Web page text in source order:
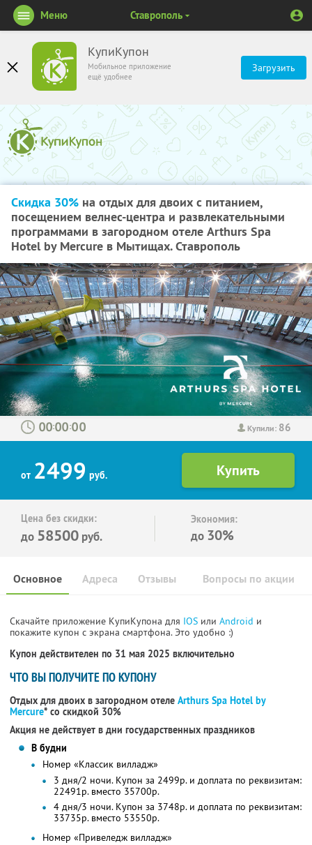
КупиКупон
Мобильное приложение
ещё удобнее
Загрузить
Меню Ставрополь
Скидка 30% на отдых для двоих с питанием,
посещением велнес-центра и развлекательными
программами в загородном отеле Arthurs Spa
Hotel by Mercure в Мытищах. Ставрополь
Купили: 86
: :
от 2499 руб.
Цена без скидки:
до 58500 руб.
Экономия:
до 30%
Основное Отзывы Вопросы по акции
Адреса
Скачайте приложение КупиКупона для IOS или Android и
покажите купон с экрана смартфона. Это удобно :)
Купон действителен по 31 мая 2025 включительно
ЧТО ВЫ ПОЛУЧИТЕ ПО КУПОНУ
Отдых для двоих в загородном отеле Arthurs Spa Hotel by
Mercure* со скидкой 30%
Акция не действует в дни государственных праздников
В будни
Номер «Классик вилладж»
3 дня/2 ночи. Купон за 2499р. и доплата по реквизитам:
22491р. вместо 35700р.
4 дня/3 ночи. Купон за 3748р. и доплата по реквизитам:
33735р. вместо 53550р.
Номер «Привеледж вилладж»